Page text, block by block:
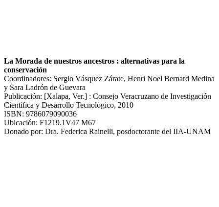
La Morada de nuestros ancestros : alternativas para la
conservación
Coordinadores: Sergio Vásquez Zárate, Henri Noel Bernard Medina
y Sara Ladrón de Guevara
Publicación: [Xalapa, Ver.] : Consejo Veracruzano de Investigación
Científica y Desarrollo Tecnológico, 2010
ISBN: 9786079090036
Ubicación: F1219.1V47 M67
Donado por: Dra. Federica Rainelli, posdoctorante del IIA-UNAM